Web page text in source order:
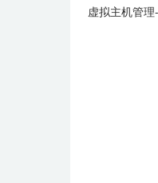
虚拟主机管